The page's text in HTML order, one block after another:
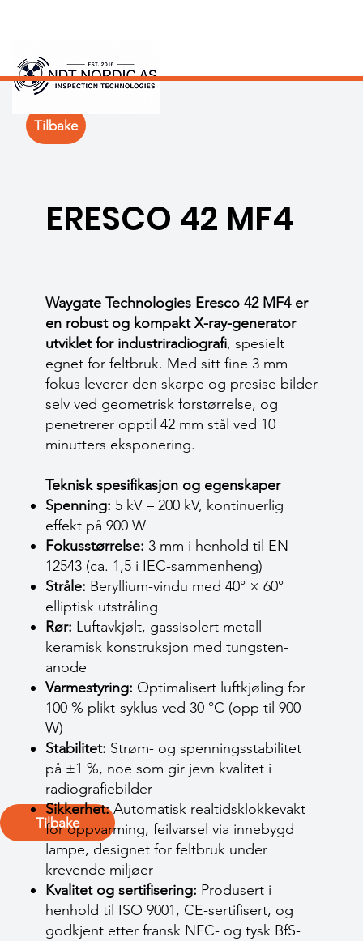
Tilbake
ERESCO 42 MF4
Waygate Technologies Eresco 42 MF4 er
en robust og kompakt X-ray-generator
utviklet for industriradiografi, spesielt
egnet for feltbruk. Med sitt fine 3 mm
fokus leverer den skarpe og presise bilder
selv ved geometrisk forstørrelse, og
penetrerer opptil 42 mm stål ved 10
minutters eksponering.
Teknisk spesifikasjon og egenskaper
Spenning: 5 kV – 200 kV, kontinuerlig
effekt på 900 W
Fokusstørrelse: 3 mm i henhold til EN
12543 (ca. 1,5 i IEC-sammenheng)
Stråle: Beryllium-vindu med 40° × 60°
elliptisk utstråling
Rør: Luftavkjølt, gassisolert metall-
keramisk konstruksjon med tungsten-
anode
Varmestyring: Optimalisert luftkjøling for
100 % plikt-syklus ved 30 °C (opp til 900
W)
Stabilitet: Strøm- og spenningsstabilitet
på ±1 %, noe som gir jevn kvalitet i
radiografiebilder
Sikkerhet:Automatisk realtidsklokkevakt
for oppvarming, feilvarsel via innebygd
lampe, designet for feltbruk under
krevende miljøer
Kvalitet og sertifisering: Produsert i
henhold til ISO 9001, CE-sertifisert, og
godkjent etter fransk NFC- og tysk BfS-
Tilbake